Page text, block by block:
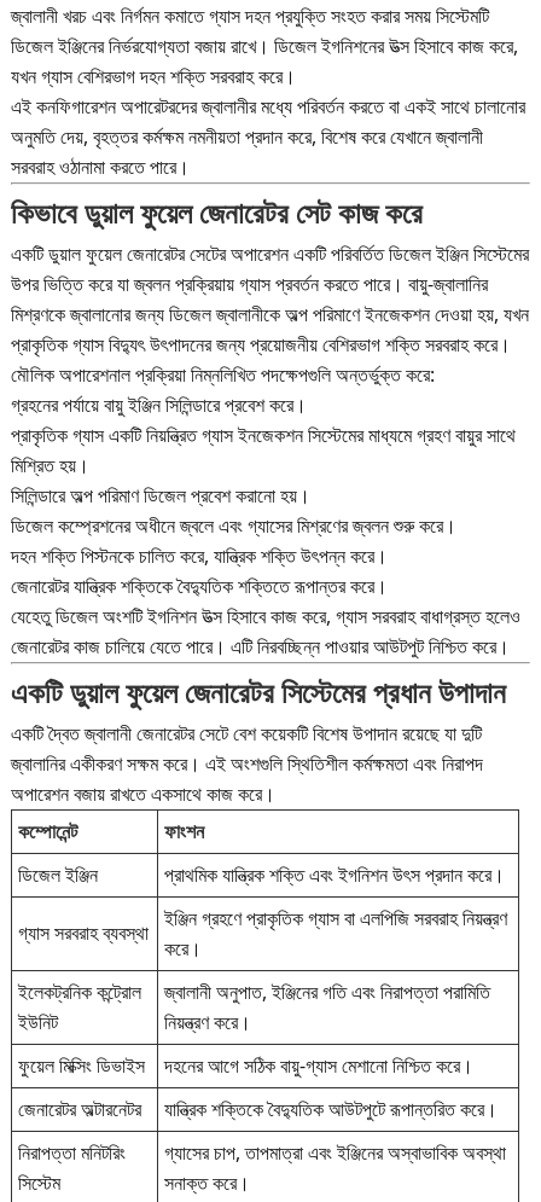
জ্বালানী খরচ এবং নির্গমন কমাতে গ্যাস দহন প্রযুক্তি সংহত করার সময় সিস্টেমটি
ডিজেল ইঞ্জিনের নির্ভরযোগ্যতা বজায় রাখে। ডিজেল ইগনিশনের উত্স হিসাবে কাজ করে,
যখন গ্যাস বেশিরভাগ দহন শক্তি সরবরাহ করে।
এই কনফিগারেশন অপারেটরদের জ্বালানীর মধ্যে পরিবর্তন করতে বা একই সাথে চালানোর
অনুমতি দেয়, বৃহত্তর কর্মক্ষম নমনীয়তা প্রদান করে, বিশেষ করে যেখানে জ্বালানী
সরবরাহ ওঠানামা করতে পারে।
কিভাবে ডুয়াল ফুয়েল জেনারেটর সেট কাজ করে
একটি ডুয়াল ফুয়েল জেনারেটর সেটের অপারেশন একটি পরিবর্তিত ডিজেল ইঞ্জিন সিস্টেমের
উপর ভিত্তি করে যা জ্বলন প্রক্রিয়ায় গ্যাস প্রবর্তন করতে পারে। বায়ু-জ্বালানির
মিশ্রণকে জ্বালানোর জন্য ডিজেল জ্বালানীকে অল্প পরিমাণে ইনজেকশন দেওয়া হয়, যখন
প্রাকৃতিক গ্যাস বিদ্যুৎ উৎপাদনের জন্য প্রয়োজনীয় বেশিরভাগ শক্তি সরবরাহ করে।
মৌলিক অপারেশনাল প্রক্রিয়া নিম্নলিখিত পদক্ষেপগুলি অন্তর্ভুক্ত করে:
গ্রহনের পর্যায়ে বায়ু ইঞ্জিন সিলিন্ডারে প্রবেশ করে।
প্রাকৃতিক গ্যাস একটি নিয়ন্ত্রিত গ্যাস ইনজেকশন সিস্টেমের মাধ্যমে গ্রহণ বায়ুর সাথে
মিশ্রিত হয়।
সিলিন্ডারে অল্প পরিমাণ ডিজেল প্রবেশ করানো হয়।
ডিজেল কম্প্রেশনের অধীনে জ্বলে এবং গ্যাসের মিশ্রণের জ্বলন শুরু করে।
দহন শক্তি পিস্টনকে চালিত করে, যান্ত্রিক শক্তি উৎপন্ন করে।
জেনারেটর যান্ত্রিক শক্তিকে বৈদ্যুতিক শক্তিতে রূপান্তর করে।
যেহেতু ডিজেল অংশটি ইগনিশন উত্স হিসাবে কাজ করে, গ্যাস সরবরাহ বাধাগ্রস্ত হলেও
জেনারেটর কাজ চালিয়ে যেতে পারে। এটি নিরবচ্ছিন্ন পাওয়ার আউটপুট নিশ্চিত করে।
একটি ডুয়াল ফুয়েল জেনারেটর সিস্টেমের প্রধান উপাদান
একটি দ্বৈত জ্বালানী জেনারেটর সেটে বেশ কয়েকটি বিশেষ উপাদান রয়েছে যা দুটি
জ্বালানির একীকরণ সক্ষম করে। এই অংশগুলি স্থিতিশীল কর্মক্ষমতা এবং নিরাপদ
অপারেশন বজায় রাখতে একসাথে কাজ করে।
কম্পোনেন্ট
ফাংশন
ডিজেল ইঞ্জিন
প্রাথমিক যান্ত্রিক শক্তি এবং ইগনিশন উৎস প্রদান করে।
গ্যাস সরবরাহ ব্যবস্থা
ইঞ্জিন গ্রহণে প্রাকৃতিক গ্যাস বা এলপিজি সরবরাহ নিয়ন্ত্রণ
করে।
ইলেকট্রনিক কন্ট্রোল
ইউনিট
জ্বালানী অনুপাত, ইঞ্জিনের গতি এবং নিরাপত্তা পরামিতি
নিয়ন্ত্রণ করে।
ফুয়েল মিক্সিং ডিভাইস
দহনের আগে সঠিক বায়ু-গ্যাস মেশানো নিশ্চিত করে।
জেনারেটর অল্টারনেটর
যান্ত্রিক শক্তিকে বৈদ্যুতিক আউটপুটে রূপান্তরিত করে।
নিরাপত্তা মনিটরিং
সিস্টেম
গ্যাসের চাপ, তাপমাত্রা এবং ইঞ্জিনের অস্বাভাবিক অবস্থা
সনাক্ত করে।